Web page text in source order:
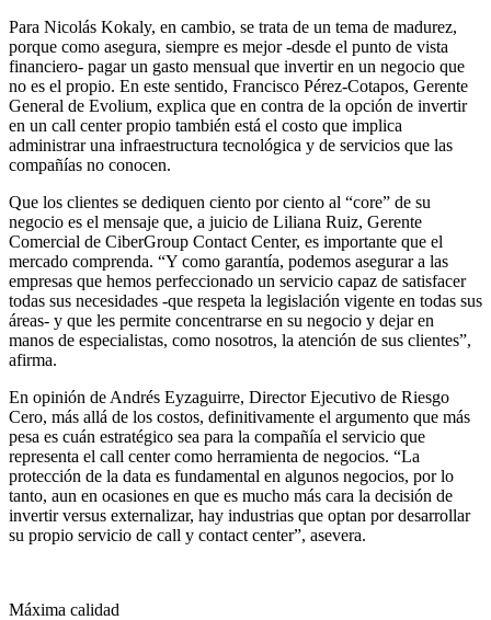
Para Nicolás Kokaly, en cambio, se trata de un tema de madurez,
porque como asegura, siempre es mejor -desde el punto de vista
financiero- pagar un gasto mensual que invertir en un negocio que
no es el propio. En este sentido, Francisco Pérez-Cotapos, Gerente
General de Evolium, explica que en contra de la opción de invertir
en un call center propio también está el costo que implica
administrar una infraestructura tecnológica y de servicios que las
compañías no conocen.
Que los clientes se dediquen ciento por ciento al “core” de su
negocio es el mensaje que, a juicio de Liliana Ruiz, Gerente
Comercial de CiberGroup Contact Center, es importante que el
mercado comprenda. “Y como garantía, podemos asegurar a las
empresas que hemos perfeccionado un servicio capaz de satisfacer
todas sus necesidades -que respeta la legislación vigente en todas sus
áreas- y que les permite concentrarse en su negocio y dejar en
manos de especialistas, como nosotros, la atención de sus clientes”,
afirma.
En opinión de Andrés Eyzaguirre, Director Ejecutivo de Riesgo
Cero, más allá de los costos, definitivamente el argumento que más
pesa es cuán estratégico sea para la compañía el servicio que
representa el call center como herramienta de negocios. “La
protección de la data es fundamental en algunos negocios, por lo
tanto, aun en ocasiones en que es mucho más cara la decisión de
invertir versus externalizar, hay industrias que optan por desarrollar
su propio servicio de call y contact center”, asevera.
Máxima calidad